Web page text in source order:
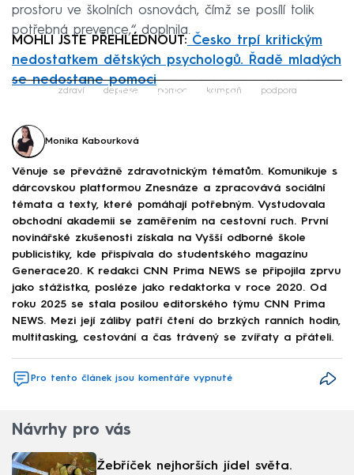
prostoru ve školních osnovách, čímž se posílí tolik
potřebná prevence,“ doplnila.
MOHLI JSTE PŘEHLÉDNOUT: Česko trpí kritickým
nedostatkem dětských psychologů. Řadě mladých
se nedostane pomoci
Failed to fetch
zdraví deprese pomoc kampaň podpora
Monika Kabourková
Věnuje se převážně zdravotnickým tématům. Komunikuje s
dárcovskou platformou Znesnáze a zpracovává sociální
témata a texty, které pomáhají potřebným. Vystudovala
obchodní akademii se zaměřením na cestovní ruch. První
novinářské zkušenosti získala na Vyšší odborné škole
publicistiky, kde přispívala do studentského magazínu
Generace20. K redakci CNN Prima NEWS se připojila zprvu
jako stážistka, posléze jako redaktorka v roce 2020. Od
roku 2025 se stala posilou editorského týmu CNN Prima
NEWS. Mezi její záliby patří čtení do brzkých ranních hodin,
multitasking, cestování a čas trávený se zvířaty a přáteli.
Pro tento článek jsou komentáře vypnuté
Návrhy pro vás
Žebříček nejhorších jídel světa.